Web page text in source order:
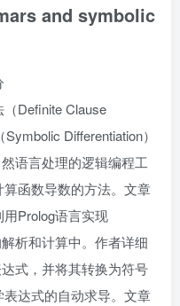
and symbolic
（Definite Clause
Differentiation）
语言处理的逻辑编程工
函数导数的方法。文章
Prolog语言实现
析和计算中。作者详细
式，并将其转换为符号
达式的自动求导。文章